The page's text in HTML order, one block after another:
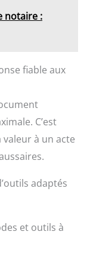
notaire :
fiable aux
C’est
à un acte
adaptés
et outils à